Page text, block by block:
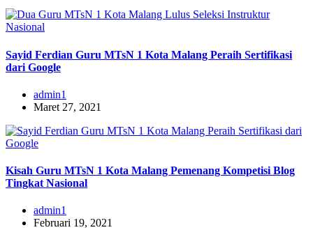
Sayid Ferdian Guru MTsN 1 Kota Malang Peraih Sertifikasi
dari Google
admin1
Maret 27, 2021
Kisah Guru MTsN 1 Kota Malang Pemenang Kompetisi Blog
Tingkat Nasional
admin1
Februari 19, 2021